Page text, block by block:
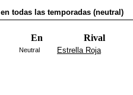
todas las temporadas (neutral)
En Rival
Neutral Estrella Roja